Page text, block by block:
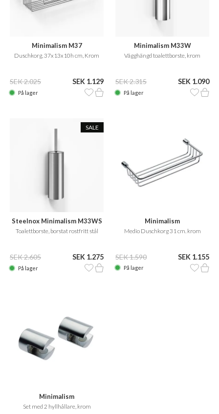
Minimalism M37
Duschkorg, 37x13x10h cm, Krom
SEK 2.025 SEK 1.129
På lager
Minimalism M33W
Vägghängd toalettborste, krom
SEK 2.315 SEK 1.090
På lager
SALE
Steelnox Minimalism M33WS
Toalettborste, borstat rostfritt stål
SEK 2.605 SEK 1.275
På lager
Minimalism
Medio Duschkorg 31 cm. krom
SEK 1.590 SEK 1.155
På lager
Minimalism
Set med 2 hyllhållare, krom